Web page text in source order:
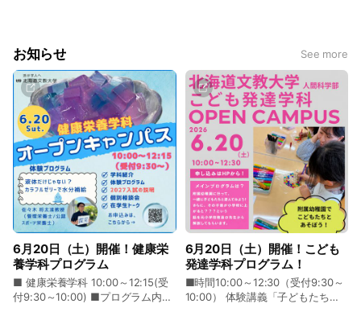
お知らせ See more
6月20日（土）開催！健康栄
養学科プログラム
■ 健康栄養学科 10:00～12:15(受
付9:30～10:00) ■プログラム内容
6月20日（土）開催！こども
発達学科プログラム！
■時間10:00～12:30（受付9:30～
10:00） 体験講義「子どもたちと